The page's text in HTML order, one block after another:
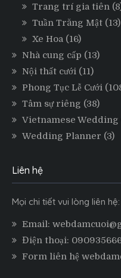
Trang trí gia tiên
Tuần Trăng Mật (13)
Xe Hoa (16)
Nhà cung cấp (13)
Nội thất cưới (11)
Phong Tục Lễ Cưới
Tâm sự riêng (38)
Vietnamese
Wedding Planner (3)
Liên hệ
Mọi chi tiết vui lòng liên hệ:
Email:
Điện thoại:
Form liên hệ